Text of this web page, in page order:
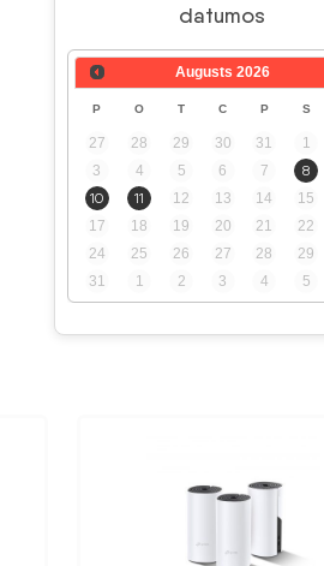
datumos
Augusts 2026
P O T C P S
27 28 29 30 31 1
3
4 5 6 7 8
10
11 12 13 14 15
17
18 19 20 21 22
24
25 26 27 28 29
31
1 2 3 4 5